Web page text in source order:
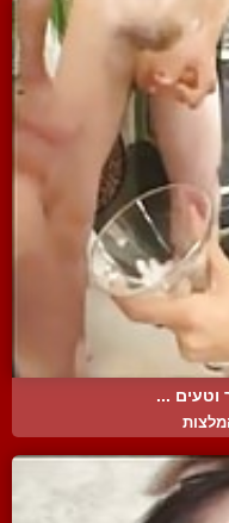
וטעים ...